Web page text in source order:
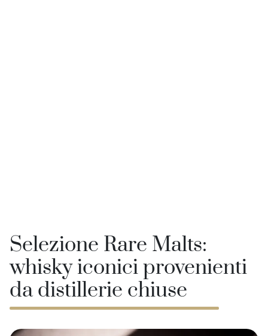
Selezione Rare Malts:
whisky iconici provenienti
da distillerie chiuse